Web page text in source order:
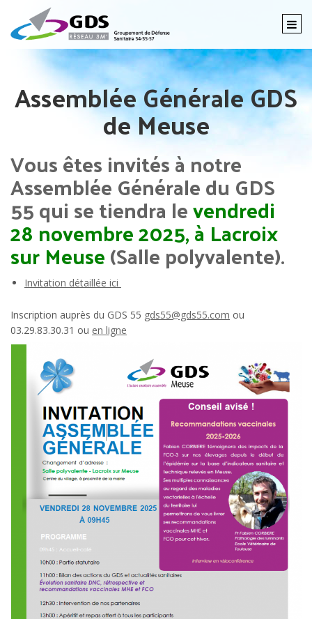
Assemblée Générale GDS
de Meuse
Vous êtes invités à notre
Assemblée Générale du GDS
55 qui se tiendra levendredi
28 novembre 2025,à Lacroix
sur Meuse(Salle polyvalente).
Invitation détaillée ici
Inscription auprès du GDS 55 gds55@gds55.com ou
03.29.83.30.31 ou en ligne